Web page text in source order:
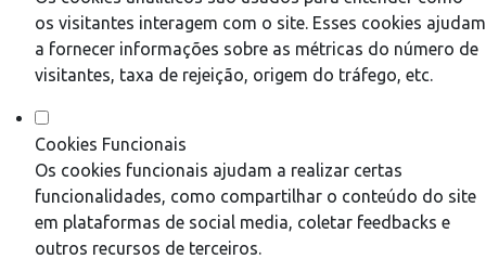
os visitantes interagem com o site. Esses cookies ajudam
a fornecer informações sobre as métricas do número de
visitantes, taxa de rejeição, origem do tráfego, etc.
Cookies Funcionais
Os cookies funcionais ajudam a realizar certas
funcionalidades, como compartilhar o conteúdo do site
em plataformas de social media, coletar feedbacks e
outros recursos de terceiros.